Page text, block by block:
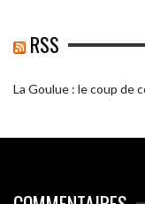
RSS
La Goulue : le coup de